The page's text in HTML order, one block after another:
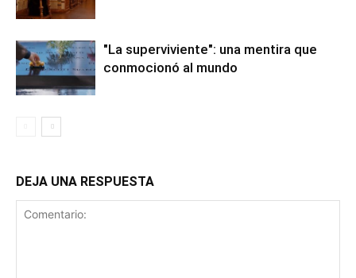
"La superviviente": una mentira que
conmocionó al mundo
DEJA UNA RESPUESTA